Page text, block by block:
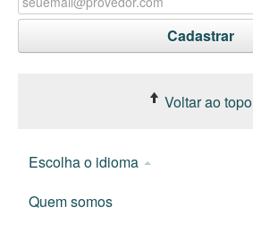
Voltar ao topo
Escolha o idioma
Quem somos